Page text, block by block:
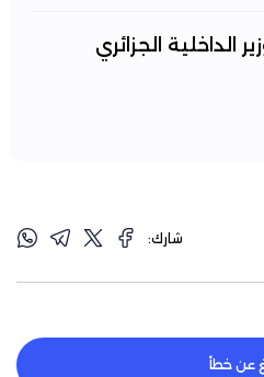
الداخلية الجزائري
شارك:
عن خطأ